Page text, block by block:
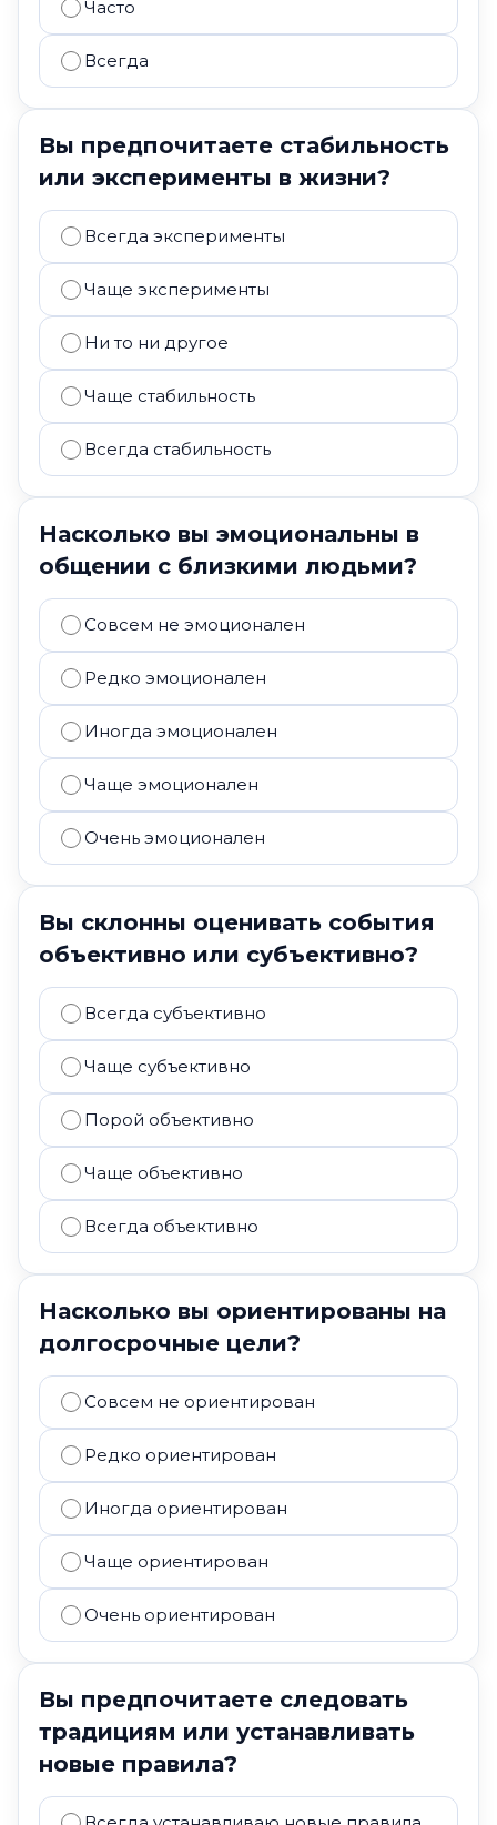
Часто
Всегда
Вы предпочитаете стабильность
или эксперименты в жизни?
Всегда эксперименты
Чаще эксперименты
Ни то ни другое
Чаще стабильность
Всегда стабильность
Насколько вы эмоциональны в
общении с близкими людьми?
Совсем не эмоционален
Редко эмоционален
Иногда эмоционален
Чаще эмоционален
Очень эмоционален
Вы склонны оценивать события
объективно или субъективно?
Всегда субъективно
Чаще субъективно
Порой объективно
Чаще объективно
Всегда объективно
Насколько вы ориентированы на
долгосрочные цели?
Совсем не ориентирован
Редко ориентирован
Иногда ориентирован
Чаще ориентирован
Очень ориентирован
Вы предпочитаете следовать
традициям или устанавливать
новые правила?